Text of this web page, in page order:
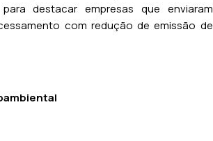
para destacar empresas que enviaram
com redução de emissão de